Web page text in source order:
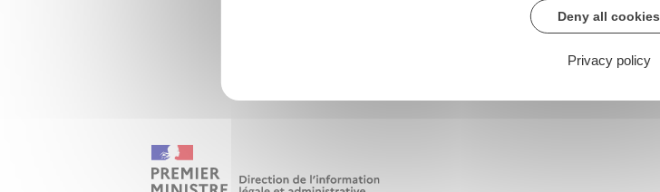
Deny all cookies
Privacy policy